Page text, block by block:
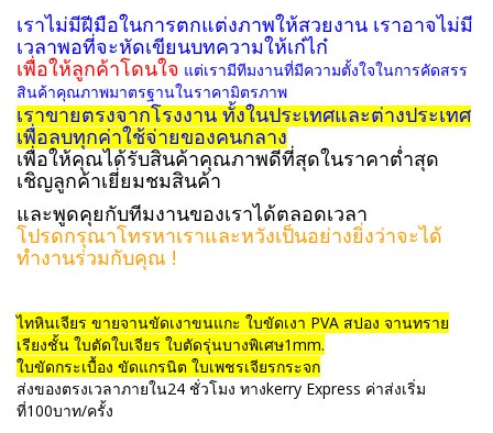
เราไม่มีฝีมือในการตกแต่งภาพให้สวยงาน เราอาจไม่มี
เวลาพอที่จะหัดเขียนบทความให้เก๋ไก๋
เพื่อให้ลูกค้าโดนใจ แต่เรามีทีมงานที่มีความตั้งใจในการคัดสรร
สินค้าคุณภาพมาตรฐานในราคามิตรภาพ
เราขายตรงจากโรงงาน ทั้งในประเทศและต่างประเทศ
เพื่อลบทุกค่าใช้จ่ายของคนกลาง
เพื่อให้คุณได้รับสินค้าคุณภาพดีที่สุดในราคาต่ำสุด
เชิญลูกค้าเยี่ยมชมสินค้า
และพูดคุยกับทีมงานของเราได้ตลอดเวลา
โปรดกรุณาโทรหาเราและหวังเป็นอย่างยิ่งว่าจะได้
ทำงานร่วมกับคุณ !
ไทหินเจียร ขายจานขัดเงาขนแกะ ใบขัดเงา PVA สปอง จานทราย
เรียงชั้น ใบตัดใบเจียร ใบตัดรุ่นบางพิเศษ1mm.
ใบขัดกระเบื้อง ขัดแกรนิต ใบเพชรเจียรกระจก
ส่งของตรงเวลาภายใน24 ชั่วโมง ทางkerry Express ค่าส่งเริ่ม
ที่100บาท/ครั้ง